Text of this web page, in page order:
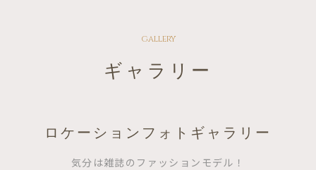
gallery
ギャラリー
ロケーションフォトギャラリー
気分は雑誌のファッションモデル！